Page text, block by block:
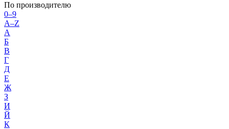
По производителю
0–9
A–Z
А
Б
В
Г
Д
Е
Ж
З
И
Й
К